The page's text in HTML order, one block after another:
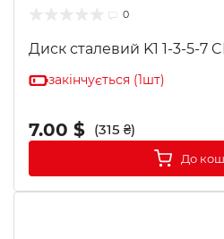
0
Диск сталевий K1 1-3-5-7
закінчується (1шт)
7.00 $ (315 ₴)
До